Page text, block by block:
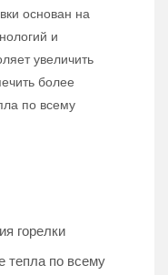
основан на
и
увеличить
более
по всему
горелки
тепла по всему